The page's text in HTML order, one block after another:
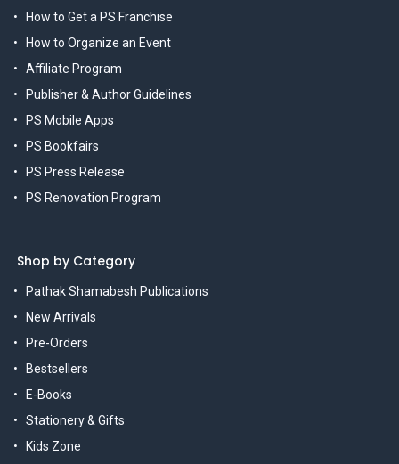
How to Get a PS Franchise
How to Organize an Event
Affiliate Program
Publisher & Author Guidelines
PS Mobile Apps
PS Bookfairs
PS Press Release
PS Renovation Program
Shop by Category
Pathak Shamabesh Publications
New Arrivals
Pre-Orders
Bestsellers
E-Books
Stationery & Gifts
Kids Zone